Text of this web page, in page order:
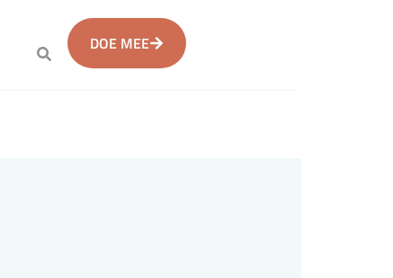
DOE MEE